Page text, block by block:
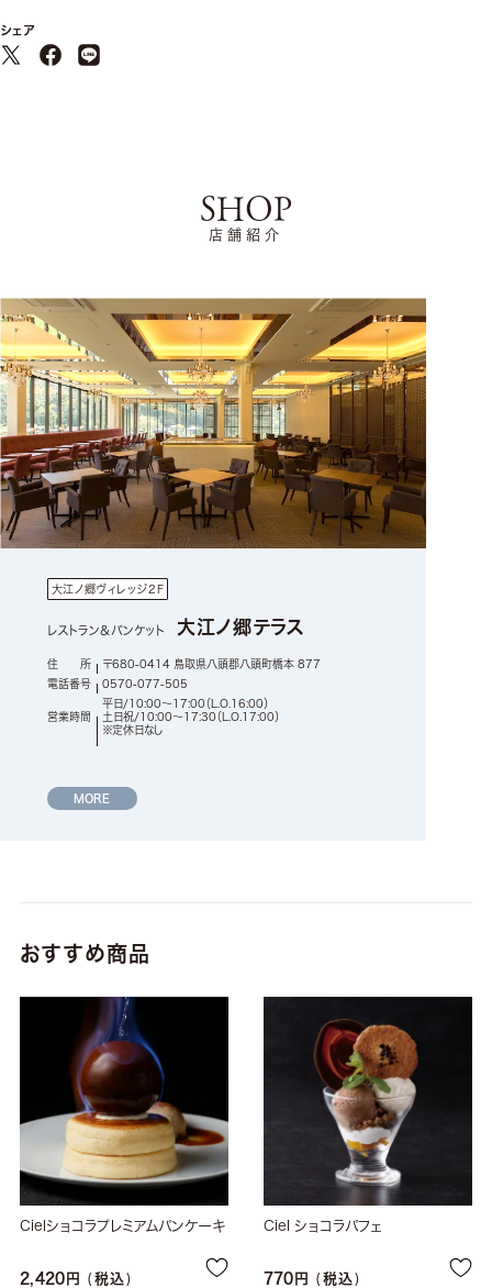
シェア
SHOP
店舗紹介
大江ノ郷ヴィレッジ2F
レストラン＆バンケット 大江ノ郷テラス
住 所
〒680-0414 鳥取県八頭郡八頭町橋本 877
電話番号
0570-077-505
営業時間
平日/10:00～17:00（L.O.16:00）
土日祝/10:00～17:30（L.O.17:00）
※定休日なし
MORE
おすすめ商品
Cielショコラプレミアムパンケーキ
2,420 税込
Ciel ショコラパフェ
770 税込